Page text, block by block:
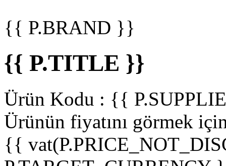
{{ P.BRAND }}
{{ P.TITLE }}
Ürün Kodu : {{
Ürünün fiyatını görmek
{{